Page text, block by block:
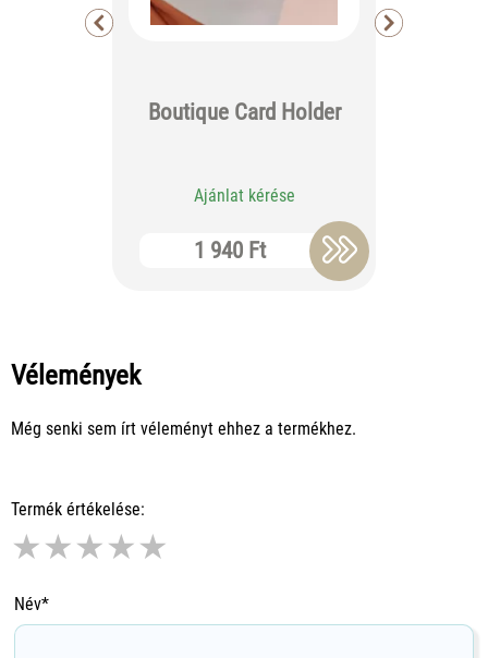
Boutique Card Holder
Ajánlat kérése
1 940 Ft
Vélemények
Még senki sem írt véleményt ehhez a termékhez.
Termék értékelése:
★★★★★
Név*